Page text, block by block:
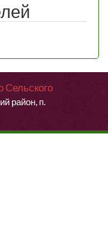
Сельского
район, п.